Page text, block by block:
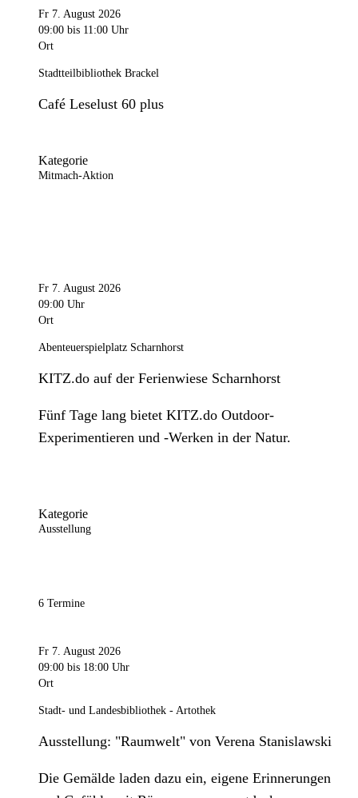
Fr 7. August 2026
09:00 bis 11:00 Uhr
Ort
Stadtteilbibliothek Brackel
Café Leselust 60 plus
Kategorie
Mitmach-Aktion
Fr 7. August 2026
09:00 Uhr
Ort
Abenteuerspielplatz Scharnhorst
KITZ.do auf der Ferienwiese Scharnhorst
Fünf Tage lang bietet KITZ.do Outdoor-
Experimentieren und -Werken in der Natur.
Kategorie
Ausstellung
6 Termine
Fr 7. August 2026
09:00 bis 18:00 Uhr
Ort
Stadt- und Landesbibliothek - Artothek
Ausstellung: "Raumwelt" von Verena Stanislawski
Die Gemälde laden dazu ein, eigene Erinnerungen